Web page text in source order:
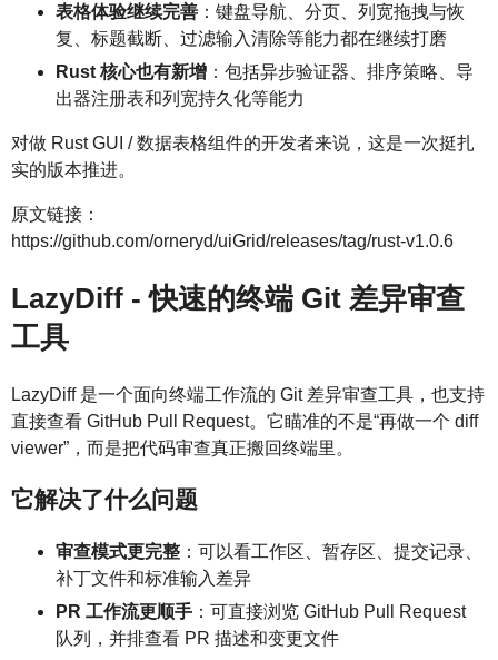
表格体验继续完善 ：键盘导航、分页、列宽拖拽与恢
复、标题截断、过滤输入清除等能力都在继续打磨
Rust 核心也有新增 ：包括异步验证器、排序策略、导
出器注册表和列宽持久化等能力
对做 Rust GUI / 数据表格组件的开发者来说，这是一次挺扎
实的版本推进。
原文链接：
https://github.com/orneryd/uiGrid/releases/tag/rust-v1.0.6
LazyDiff - 快速的终端 Git 差异审查
工具
LazyDiff 是一个面向终端工作流的 Git 差异审查工具，也支持
直接查看 GitHub Pull Request。它瞄准的不是“再做一个 diff
viewer”，而是把代码审查真正搬回终端里。
它解决了什么问题
审查模式更完整 ：可以看工作区、暂存区、提交记录、
补丁文件和标准输入差异
PR 工作流更顺手 ：可直接浏览 GitHub Pull Request
队列，并排查看 PR 描述和变更文件